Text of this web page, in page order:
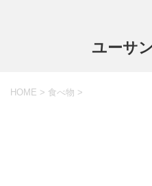
ユーサ
HOME > 食べ物 >